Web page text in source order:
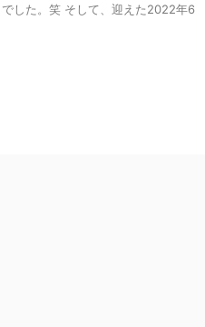
した。笑 そして、迎えた2022年6